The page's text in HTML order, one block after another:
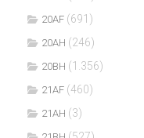
20AF (691)
20AH (246)
20BH (1.356)
21AF (460)
21AH (3)